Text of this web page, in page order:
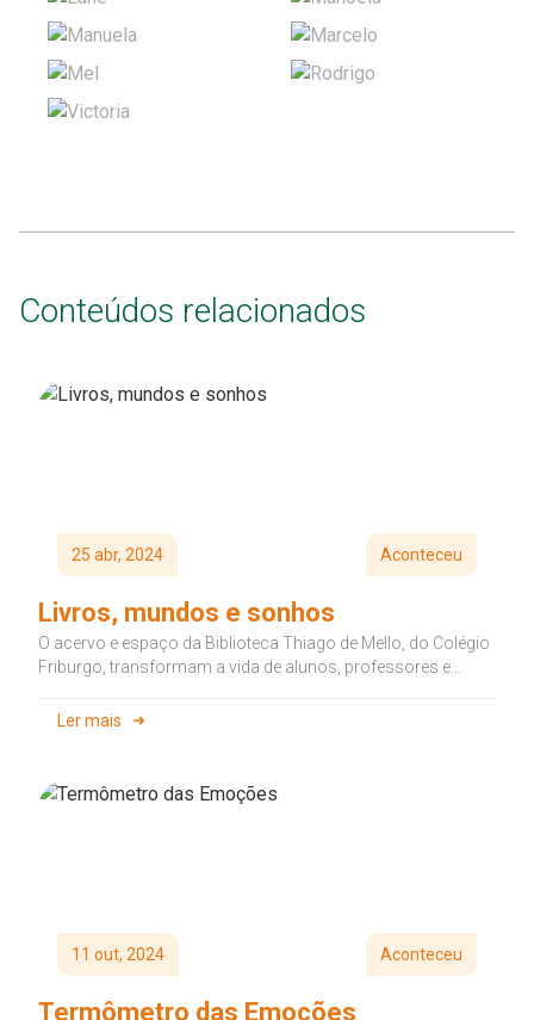
Conteúdos relacionados
25 abr, 2024 Aconteceu
Livros, mundos e sonhos
O acervo e espaço da Biblioteca Thiago de Mello, do Colégio
Friburgo, transformam a vida de alunos, professores e
Ler mais
11 out, 2024 Aconteceu
Termômetro das Emoções